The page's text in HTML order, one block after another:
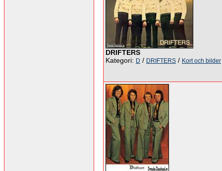
DRIFTERS
Kategori: D / DRIFTERS / Kort och bilder